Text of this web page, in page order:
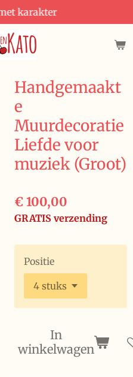
karakter
Handgemaakt
e
Muurdecoratie
Liefde voor
muziek (Groot)
€ 100,00
GRATIS verzending
Positie
In
winkelwagen